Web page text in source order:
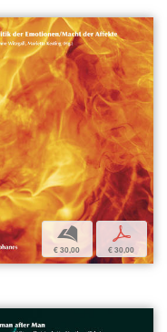
b
€ 30,00
p
€ 30,00